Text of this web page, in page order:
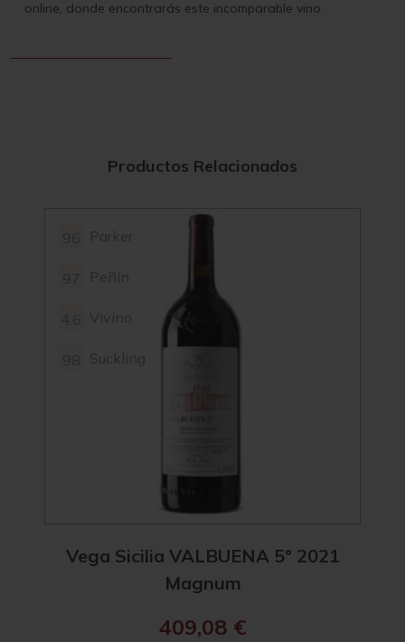
online, donde encontrarás este incomparable vino.
Productos Relacionados
Parker
Peñín
Vivino
Suckling
Vega Sicilia VALBUENA 5° 2021
Magnum
409,08 €